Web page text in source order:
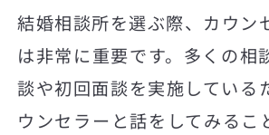
結婚相談所を選ぶ際、カウン
は非常に重要です。多くの相
談や初回面談を実施している
ウンセラーと話をしてみるこ